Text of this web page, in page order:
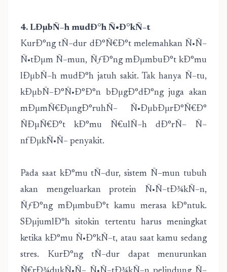
4. LÐµbÑ–h mudÐ°h Ñ•Ð°kÑ–t
KurÐ°ng tÑ–dur dÐ°Ñ€Ð°t melemahkan Ñ•Ñ–
Ñ•tÐµm Ñ–mun, ÑƒÐ°ng mÐµmbuÐ°t kÐ°mu
lÐµbÑ–h mudÐ°h jatuh sakit. Tak hanya Ñ–tu,
kÐµbÑ–Ð°Ñ•Ð°Ð°n bÐµgÐ°dÐ°ng juga akan
mÐµmÑ€ÐµngÐ°ruhÑ– Ñ•ÐµbÐµrÐ°Ñ€Ð°
ÑÐµÑ€Ð°t kÐ°mu Ñ€ulÑ–h dÐ°rÑ– Ñ–
nfÐµkÑ•Ñ– penyakit.
Pada saat kÐ°mu tÑ–dur, sistem Ñ–mun tubuh
akan mengeluarkan protein Ñ•Ñ–tÐ¾kÑ–n,
ÑƒÐ°ng mÐµmbuÐ°t kamu merasa kÐ°ntuk.
SÐµjumlÐ°h sitokin tertentu harus meningkat
ketika kÐ°mu Ñ•Ð°kÑ–t, atau saat kamu sedang
stres. KurÐ°ng tÑ–dur dapat menurunkan